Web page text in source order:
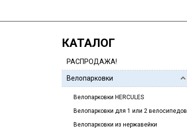
КАТАЛОГ
РАСПРОДАЖА!
Велопарковки
Велопарковки HERCULES
Велопарковки для 1 или 2 велосипедов
Велопарковки из нержавейки